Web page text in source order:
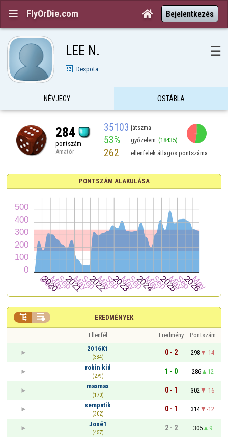
 FlyOrDie.com  Bejelentkezés
LEE N. ☰
Despota
NÉVJEGY OSTÁBLA
284
pontszám
Amatőr
35103 játszma
53% győzelem (18435)
262 ellenfelek átlagos pontszáma
PONTSZÁM ALAKULÁSA
EREDMÉNYEK
 
Ellenfél Eredmény
Pontszám
2016K1
(334)
0 - 2 298
-14
robin kid
(279)
1 - 0 286
12
maxmax
(170)
0 - 1 302
-16
sempatik
(302)
0 - 1 314
-12
José1
(457)
2 - 2 305
9